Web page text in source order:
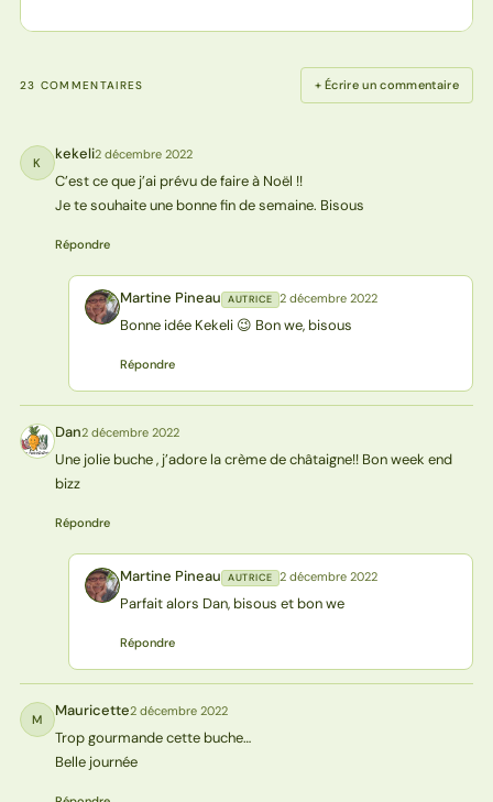
23 COMMENTAIRES + Écrire un commentaire
K kekeli2 décembre 2022
C’est ce que j’ai prévu de faire à Noël !!
Je te souhaite une bonne fin de semaine. Bisous
Répondre
MP Martine Pineau AUTRICE 2 décembre 2022
Bonne idée Kekeli 😉 Bon we, bisous
Répondre
D Dan2 décembre 2022
Une jolie buche , j’adore la crème de châtaigne!! Bon week end
bizz
Répondre
MP Martine Pineau AUTRICE 2 décembre 2022
Parfait alors Dan, bisous et bon we
Répondre
M Mauricette2 décembre 2022
Trop gourmande cette buche…
Belle journée